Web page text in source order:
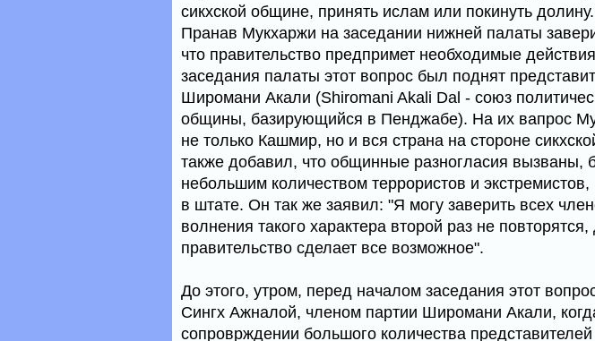
сикхской общине, принять ислам или покинуть
Пранав Мукхаржи на заседании нижней палаты
что правительство предпримет необходимые
заседания палаты этот вопрос был поднят
Широмани Акали (Shiromani Akali Dal - союз
общины, базирующийся в Пенджабе). На их вапрос
не только Кашмир, но и вся страна на стороне
также добавил, что общинные разногласия вызваны,
небольшим количеством террористов и
в штате. Он так же заявил: "Я могу заверить всех
волнения такого характера второй раз не повторятся,
правительство сделает все возможное".
До этого, утром, перед началом заседания этот
Сингх Ажналой, членом партии Широмани Акали,
сопроврждении большого количества